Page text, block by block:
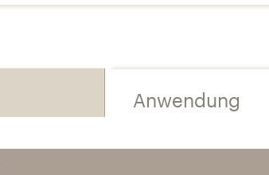
Anwendung